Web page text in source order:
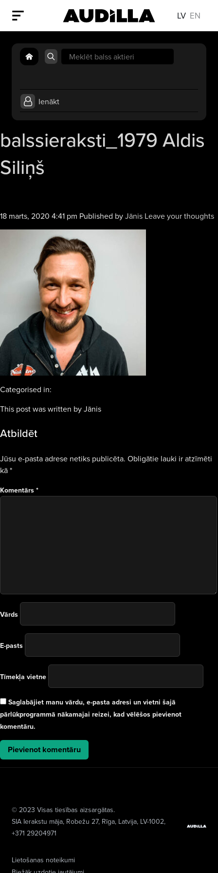
LV EN
Search
for:
Ienākt
balssieraksti_1979 Aldis
Siliņš
18 marts, 2020 4:41 pm Published byJānis Leave your thoughts
Categorised in:
This post was written by Jānis
Atbildēt
Jūsu e-pasta adrese netiks publicēta. Obligātie lauki ir atzīmēti
kā*
Komentārs *
Vārds
E-pasts
Tīmekļa vietne
Saglabājiet manu vārdu, e-pasta adresi un vietni šajā
pārlūkprogrammā nākamajai reizei, kad vēlēšos pievienot
komentāru.
Lietošanas noteikumi
© 2023 Visas tiesības aizsargātas.
SIA Ierakstu māja, Robežu 27, Rīga, Latvija, LV-1002,
+371 29204971